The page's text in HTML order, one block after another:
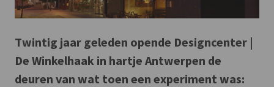
Twintig jaar geleden opende Designcenter |
De Winkelhaak in hartje Antwerpen de
deuren van wat toen een experiment was: